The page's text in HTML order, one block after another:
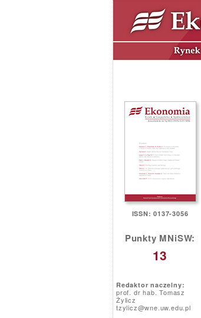
ISSN: 0137-3056
Punkty MNiSW:
13
Redaktor naczelny:
prof. dr hab. Tomasz
Żylicz
tzylicz@wne.uw.edu.pl